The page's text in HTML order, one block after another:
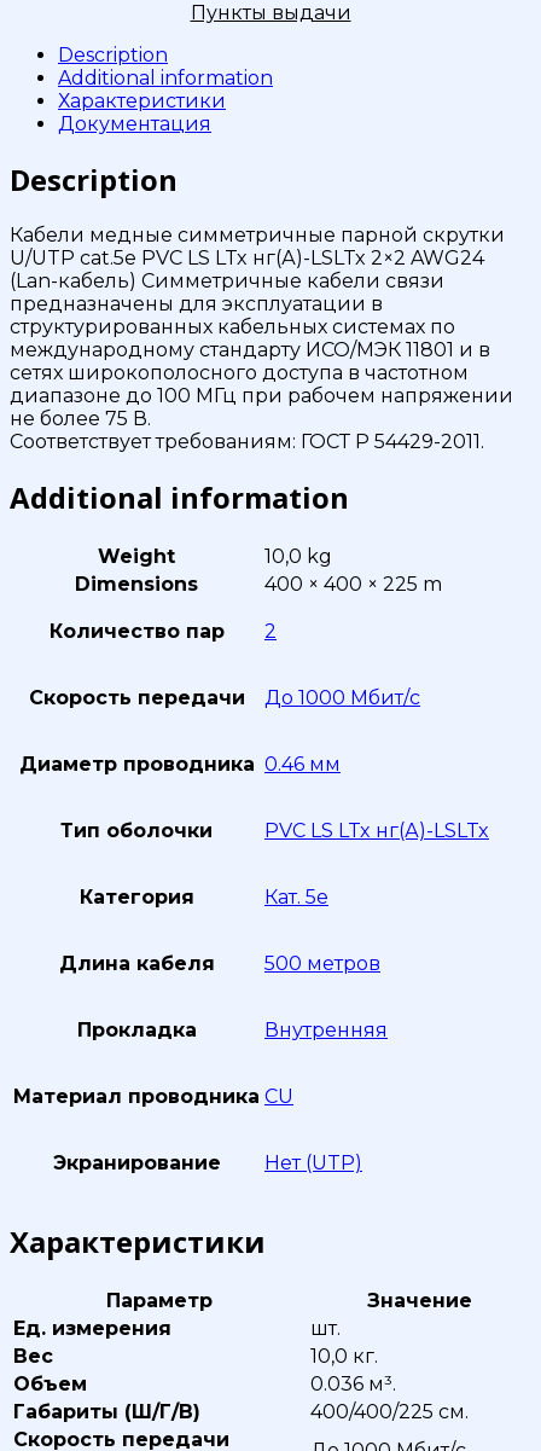
Пункты выдачи
Description
Additional information
Характеристики
Документация
Description
Кабели медные симметричные парной скрутки
U/UTP cat.5e PVC LS LTx нг(А)-LSLTx 2×2 AWG24
(Lan-кабель) Симметричные кабели связи
предназначены для эксплуатации в
структурированных кабельных системах по
международному стандарту ИСО/МЭК 11801 и в
сетях широкополосного доступа в частотном
диапазоне до 100 МГц при рабочем напряжении
не более 75 В.
Соответствует требованиям: ГОСТ P 54429-2011.
Additional information
Weight
10,0 kg
Dimensions
400 × 400 × 225 m
Количество пар 2
Скорость передачи До 1000 Мбит/с
Диаметр проводника 0.46 мм
Тип оболочки PVC LS LTx нг(А)-LSLTx
Категория Кат. 5е
Длина кабеля 500 метров
Прокладка Внутренняя
Материал проводника CU
Экранирование Нет (UTP)
Характеристики
Параметр
Значение
Ед. измерения
шт.
Вес
10,0 кг.
Объем
0.036 м³.
Габариты (Ш/Г/В)
400/400/225 см.
Скорость передачи